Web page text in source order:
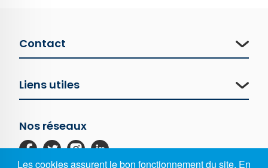
Les cookies assurent le bon fonctionnement du site. En
Contact
Liens utiles
Nos réseaux